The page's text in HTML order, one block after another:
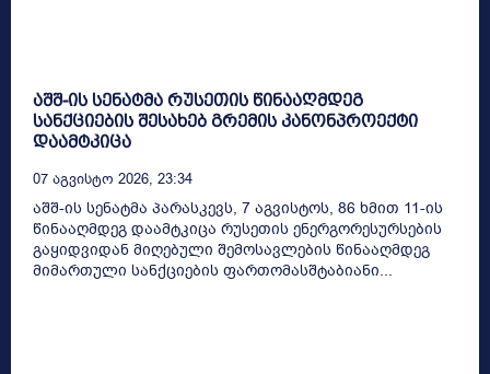
აშშ-ის სენატმა რუსეთის წინააღმდეგ
სანქციების შესახებ გრემის კანონპროექტი
დაამტკიცა
07 Აგვისტო 2026, 23:34
აშშ-ის სენატმა პარასკევს, 7 აგვისტოს, 86 ხმით 11-ის
წინააღმდეგ დაამტკიცა რუსეთის ენერგორესურსების
გაყიდვიდან მიღებული შემოსავლების წინააღმდეგ
მიმართული სანქციების ფართომასშტაბიანი...